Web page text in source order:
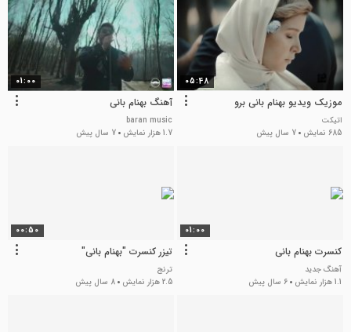
05:48
موزیک ویدیو بهنام بانی برو
اتیکت
685 نمایش
7 سال پیش
01:00
آهنگ بهنام بانی
baran music
1.7 هزار نمایش
7 سال پیش
01:00
کنسرت بهنام بانی
آهنگ جدید
1.1 هزار نمایش
6 سال پیش
00:50
تیزر کنسرت "بهنام بانی"
ترنج
2.5 هزار نمایش
8 سال پیش